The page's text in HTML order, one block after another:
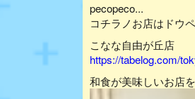
pecopeco...
コチラノお店はドウ
こなな自由が丘店
https://tabelog.com/
和食が美味しいお店